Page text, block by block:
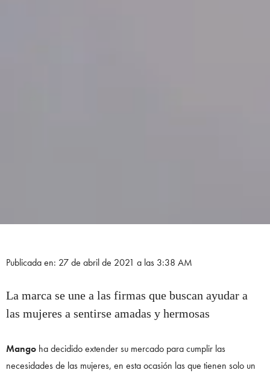
Publicada en: 27 de abril de 2021 a las 3:38 AM
La marca se une a las firmas que buscan ayudar a
las mujeres a sentirse amadas y hermosas
Mango ha decidido extender su mercado para cumplir las
necesidades de las mujeres, en esta ocasión las que tienen solo un